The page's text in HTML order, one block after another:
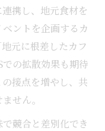
携し、地元食材を
ントを企画するカ
元に根差したカフ
の拡散効果も期待
接点を増やし、共
せん。
競合と差別化でき